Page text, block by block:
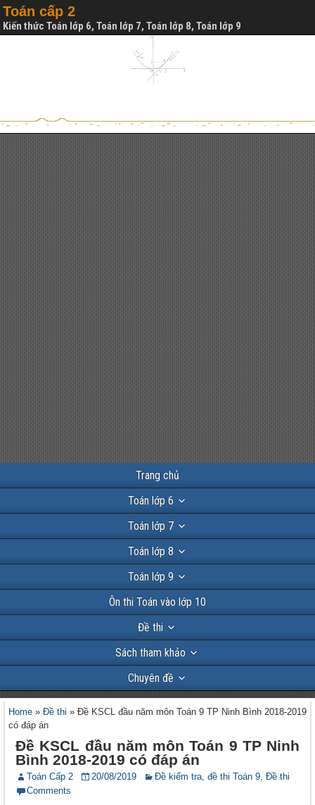
Toán cấp 2
Kiến thức Toán lớp 6, Toán lớp 7, Toán lớp 8, Toán lớp 9
Trang chủ
Toán lớp 6
Toán lớp 7
Toán lớp 8
Toán lớp 9
Ôn thi Toán vào lớp 10
Đề thi
Sách tham khảo
Chuyên đề
Home » Đề thi » Đề KSCL đầu năm môn Toán 9 TP Ninh Bình 2018-2019
có đáp án
Đề KSCL đầu năm môn Toán 9 TP Ninh
Bình 2018-2019 có đáp án
Toán Cấp 2 20/08/2019 Đề kiểm tra, đề thi Toán 9, Đề thi
Comments